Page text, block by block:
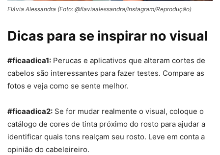
Flávia Alessandra (Foto: @flaviaalessandra/Instagram/Reprodução)
Dicas para se inspirar no visual
#ficaadica1: Perucas e aplicativos que alteram cortes de
cabelos são interessantes para fazer testes. Compare as
fotos e veja como se sente melhor.
#ficaadica2: Se for mudar realmente o visual, coloque o
catálogo de cores de tinta próximo do rosto para ajudar a
identificar quais tons realçam seu rosto. Leve em conta a
opinião do cabeleireiro.